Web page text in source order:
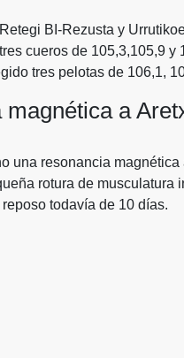
BI-Rezusta y
cueros de 105,3,105,9 y
tres pelotas de 106,1,
magnética a
una resonancia
rotura de musculatura
todavía de 10 días.